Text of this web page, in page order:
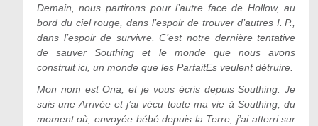
Demain, nous partirons pour l’autre face de Hollow, au
bord du ciel rouge, dans l’espoir de trouver d’autres I. P.,
dans l’espoir de survivre. C’est notre dernière tentative
de sauver Southing et le monde que nous avons
construit ici, un monde que les ParfaitEs veulent détruire.
Mon nom est Ona, et je vous écris depuis Southing. Je
suis une Arrivée et j’ai vécu toute ma vie à Southing, du
moment où, envoyée bébé depuis la Terre, j’ai atterri sur